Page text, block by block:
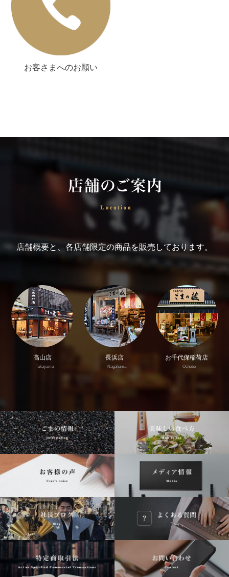
お客さまへのお願い
店舗概要と、各店舗限定の商品を販売しております。
高山店
Takayama
長浜店
Nagahama
お千代保稲荷店
Ochobo